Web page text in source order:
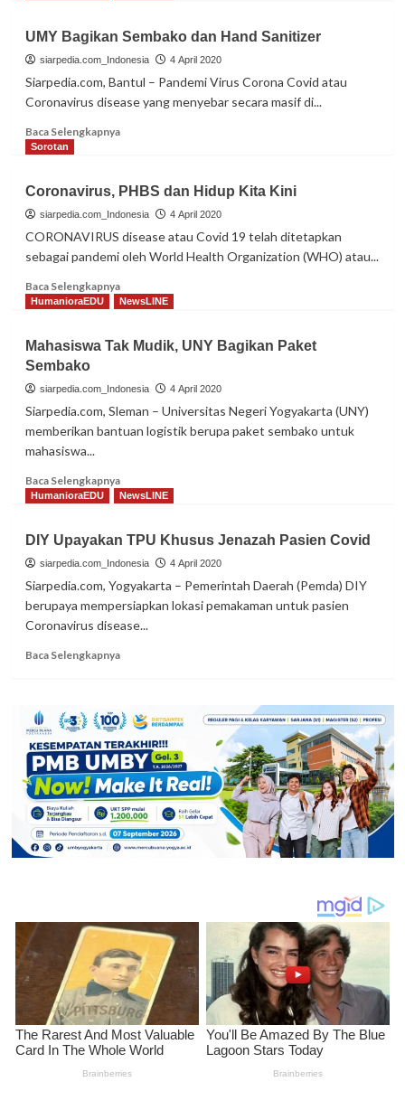
Bisa
Anggap
Ringan
Ekonomi
UMY Bagikan Sembako dan Hand Sanitizer
siarpedia.com_Indonesia 4 April 2020
Siarpedia.com, Bantul – Pandemi Virus Corona Covid atau
Coronavirus disease yang menyebar secara masif di...
Baca SelengkapnyaRead
Bagikan
Sembako
dan
Hand
Sorotan
Coronavirus, PHBS dan Hidup Kita Kini
siarpedia.com_Indonesia 4 April 2020
CORONAVIRUS disease atau Covid 19 telah ditetapkan
sebagai pandemi oleh World Health Organization (WHO) atau...
Baca SelengkapnyaRead
more
PHBS
Hidup
HumanioraEDU NewsLINE
Mahasiswa Tak Mudik, UNY Bagikan Paket
Sembako
siarpedia.com_Indonesia 4 April 2020
Siarpedia.com, Sleman – Universitas Negeri Yogyakarta (UNY)
memberikan bantuan logistik berupa paket sembako untuk
mahasiswa...
Baca SelengkapnyaRead
more
Tak
Mudik,
UNY
Bagikan
Paket
Sembako
HumanioraEDU NewsLINE
DIY Upayakan TPU Khusus Jenazah Pasien Covid
siarpedia.com_Indonesia 4 April 2020
Siarpedia.com, Yogyakarta – Pemerintah Daerah (Pemda) DIY
berupaya mempersiapkan lokasi pemakaman untuk pasien
Coronavirus disease...
Baca SelengkapnyaRead
Upayakan
TPU
Khusus
Jenazah
Pasien
Covid